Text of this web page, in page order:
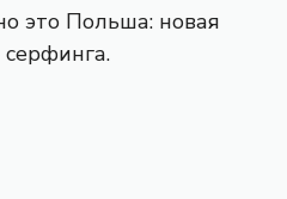
это Польша: новая